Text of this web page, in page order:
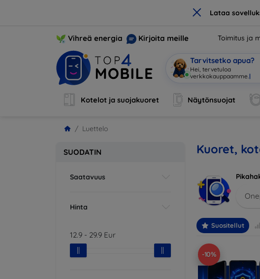
× Lataa
Vihreä energia Kirjoita meille Toimitus ja
Tarvitsetko apua?
Hei, tervetuloa verkko
Kotelot ja suojakuoret Näytönsuojat
Luettelo
SUODATIN
Saatavuus
Hinta
12.9 - 29.9 Eur
Kuoret,
Suositellut
-10%